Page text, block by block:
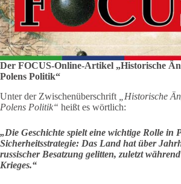
Der FOCUS-Online-Artikel „Historische
Polens Politik“
Unter der Zwischenüberschrift „Historische
Polens Politik“ heißt es wörtlich:
„Die Geschichte spielt eine wichtige Rolle in
Sicherheitsstrategie: Das Land hat über
russischer Besatzung gelitten, zuletzt
Krieges.“